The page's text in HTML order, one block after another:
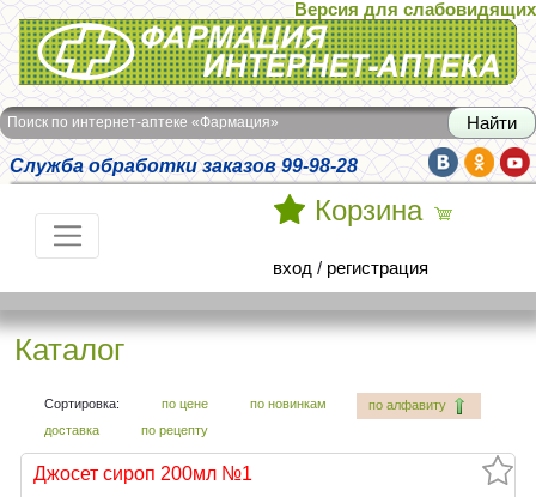
Интернет-аптека Фармация
Версия для слабовидящих
Поиск по интернет-аптеке «Фармация»
Служба обработки заказов 99-98-28
Корзина
вход / регистрация
Каталог
Сортировка: по цене по новинкам
по алфавиту
доставка
по рецепту
Джосет сироп 200мл №1